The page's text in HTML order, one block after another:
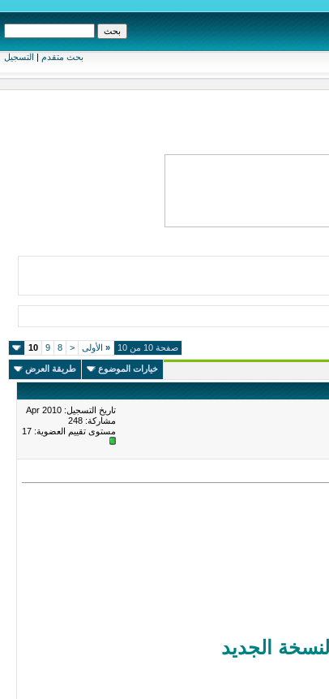
بحث متقدم | التسجيل
صفحة 10 من 10 « الأولى <
8
9
10
خيارات الموضوع طريقة العرض
تاريخ التسجيل: Apr 2010
مشاركة: 248
مستوى تقييم العضوية: 17
الجديد